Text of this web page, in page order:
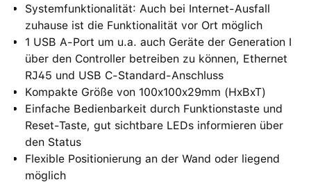
Systemfunktionalität: Auch bei Internet-Ausfall
zuhause ist die Funktionalität vor Ort möglich
1 USB A-Port um u.a. auch Geräte der Generation I
über den Controller betreiben zu können, Ethernet
RJ45 und USB C-Standard-Anschluss
Kompakte Größe von 100x100x29mm (HxBxT)
Einfache Bedienbarkeit durch Funktionstaste und
Reset-Taste, gut sichtbare LEDs informieren über
den Status
Flexible Positionierung an der Wand oder liegend
möglich